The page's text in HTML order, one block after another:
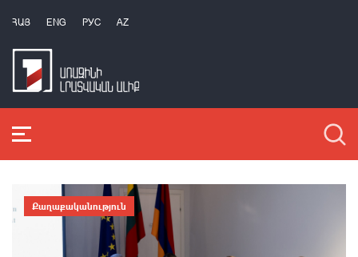
ՀԱՅ ENG РУС AZ
Քաղաքականություն